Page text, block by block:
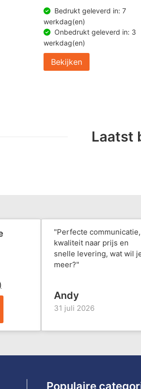
Bedrukt geleverd in: 7
werkdag(en)
Onbedrukt geleverd in: 3
werkdag(en)
Bekijken
Laatst
"Perfecte communicatie,
kwaliteit naar prijs en
snelle levering, wat wil
meer?"
Andy
31 juli 2026
Populaire